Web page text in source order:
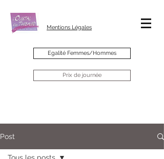
Mentions Légales
Egalité Femmes/Hommes
Prix de journée
Post